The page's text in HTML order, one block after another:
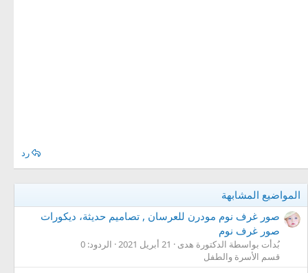
رد
المواضيع المشابهة
صور غرف نوم مودرن للعرسان , تصاميم حديثة، ديكورات
صور غرف نوم
بُدأت بواسطة الدكتورة هدى 21 أبريل 2021
الردود: 0
قسم الأسرة والطفل